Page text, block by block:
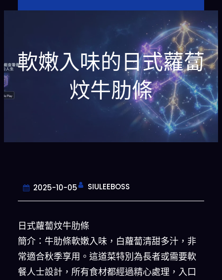
軟嫩入味的日式蘿蔔
炆牛肋條
2025-10-05 SIULEEBOSS
日式蘿蔔炆牛肋條
簡介：牛肋條軟嫩入味，白蘿蔔清甜多汁，非
常適合秋季享用。這道菜特別為長者或需要軟
餐人士設計，所有食材都經過精心處理，入口